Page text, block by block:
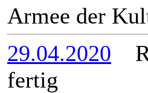
Armee der
29.04.2020
fertig